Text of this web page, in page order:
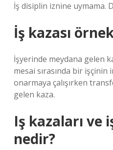
İş disiplin iznine uymama.
İş kazası
İşyerinde meydana gelen
mesai sırasında bir işçinin
onarmaya çalışırken
gelen kaza.
Iş kazaları ve
nedir?